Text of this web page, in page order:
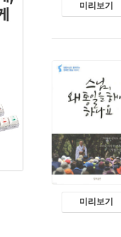
미리보기
미리보기